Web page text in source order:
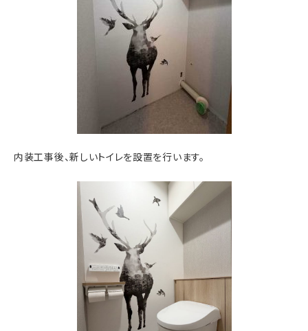
内装工事後、新しいトイレを設置を行います。